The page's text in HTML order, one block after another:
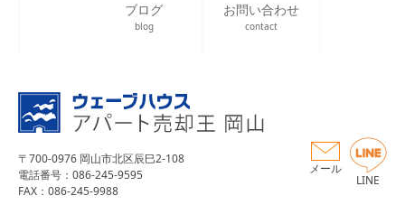
ブログ
blog
お問い合わせ
contact
〒700-0976 岡山市北区辰巳2-108
電話番号：086-245-9595
FAX：086-245-9988
メール
LINE